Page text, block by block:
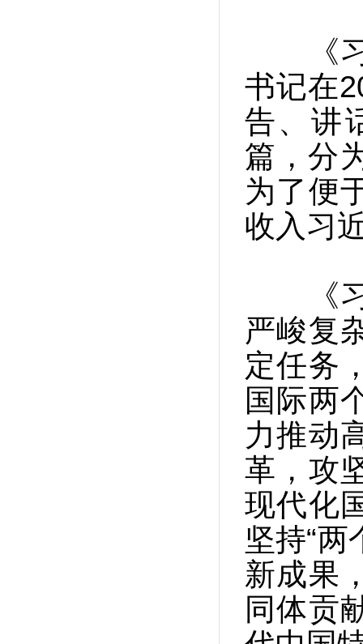
《习
书记在
告、讲
篇，分
为了便
收入习
《习
严峻复
定任务
国际两
力推动
革，攻
现代化
坚持“
新成果
同体贡